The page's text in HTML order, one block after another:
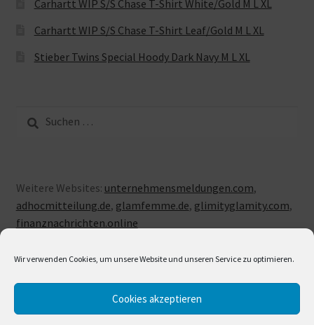
Wir verwenden Cookies, um unsere Website und unseren Service zu optimieren.
Cookies akzeptieren
Carhartt WIP S/S Chase T-Shirt White/Gold M L XL
Carhartt WIP S/S Chase T-Shirt Leaf/Gold M L XL
Stieber Twins Special Hoody Dark Navy M L XL
nach:
Weitere Websites: unternehmensmeldungen.com,
adhocmitteilung.de, glamfemme.de, glimityglamity.com,
finanznachrichten.online
© LUXUSLOVE 2026